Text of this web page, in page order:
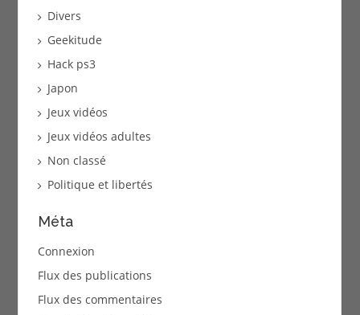
Divers
Geekitude
Hack ps3
Japon
Jeux vidéos
Jeux vidéos adultes
Non classé
Politique et libertés
Méta
Connexion
Flux des publications
Flux des commentaires